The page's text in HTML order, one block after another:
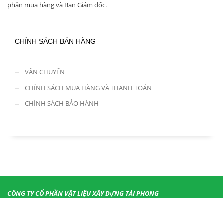
phận mua hàng và Ban Giám đốc.
CHÍNH SÁCH BÁN HÀNG
VẬN CHUYỂN
CHÍNH SÁCH MUA HÀNG VÀ THANH TOÁN
CHÍNH SÁCH BẢO HÀNH
CÔNG TY CỔ PHẦN VẬT LIỆU XÂY DỰNG TÀI PHONG